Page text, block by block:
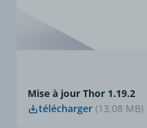
Mise à jour Thor 1.19.2
télécharger (13,08 MB)